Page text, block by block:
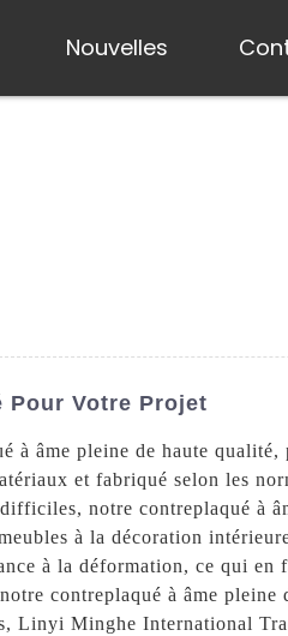
Nouvelles
Pour Votre Projet
à âme pleine de haute
et fabriqué selon les
notre contreplaqué à
à la décoration
à la déformation, ce qui
contreplaqué à âme pleine
Linyi Minghe International